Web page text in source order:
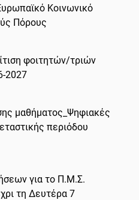
Κοινωνικό
Πόρους
φοιτητών/τριών
2027
μαθήματος_Ψηφιακές
περιόδου
για το Π.Μ.Σ.
τη Δευτέρα 7